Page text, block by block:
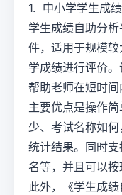
1. 中小学学生成
学生成绩自助分
件，适用于规模
学成绩进行评价
帮助老师在短时间
主要优点是操作
少、考试名称如
统计结果。同时
名等，并且可以按
此外，《学生成